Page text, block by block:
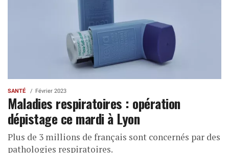
SANTÉ Février 2023
Maladies respiratoires : opération
dépistage ce mardi à Lyon
Plus de 3 millions de français sont concernés par des
pathologies respiratoires.